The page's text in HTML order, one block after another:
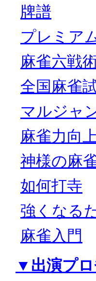
牌譜
プレミア
麻雀六戦
全国麻雀
マルジャ
麻雀力向
神様の麻
如何打寺
強くなる
麻雀入門
▼出演プ